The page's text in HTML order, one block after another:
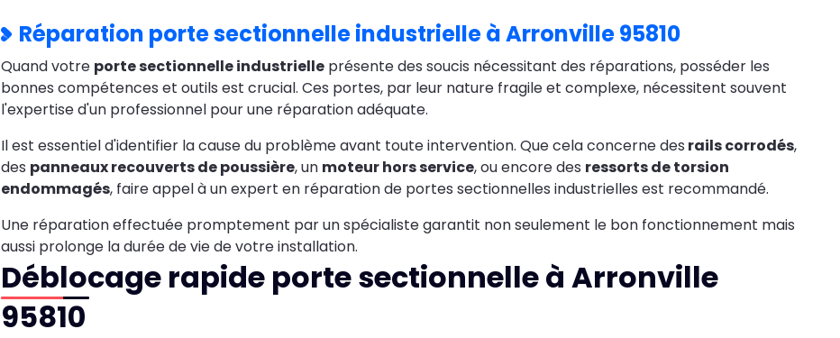
Réparation porte sectionnelle industrielle à Arronville 95810
Quand votre porte sectionnelle industrielle présente des soucis nécessitant des réparations, posséder les
bonnes compétences et outils est crucial. Ces portes, par leur nature fragile et complexe, nécessitent souvent
l'expertise d'un professionnel pour une réparation adéquate.
Il est essentiel d'identifier la cause du problème avant toute intervention. Que cela concerne des rails corrodés,
des panneaux recouverts de poussière, un moteur hors service, ou encore des ressorts de torsion
endommagés, faire appel à un expert en réparation de portes sectionnelles industrielles est recommandé.
Une réparation effectuée promptement par un spécialiste garantit non seulement le bon fonctionnement mais
aussi prolonge la durée de vie de votre installation.
Déblocage rapide porte sectionnelle à Arronville
95810